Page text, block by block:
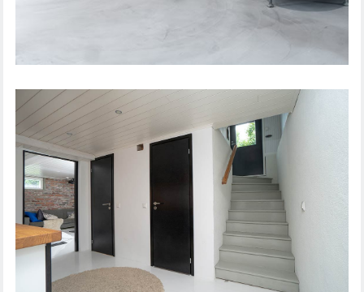
SISÄOVI STEADY 411